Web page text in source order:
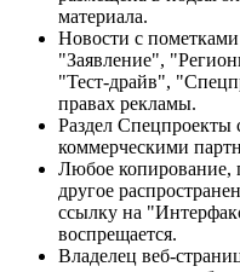
материала.
Новости с
"Заявление",
"Тест-драйв",
правах рекламы.
Раздел Спецпроекты
коммерческими
Любое копирование,
другое
ссылку на
воспрещается.
Владелец веб-